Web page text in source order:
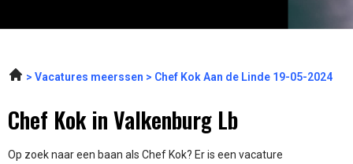
Vacatures meerssen Chef Kok Aan de Linde 19-05-2024
Chef Kok in Valkenburg Lb
Op zoek naar een baan als Chef Kok? Er is een vacature